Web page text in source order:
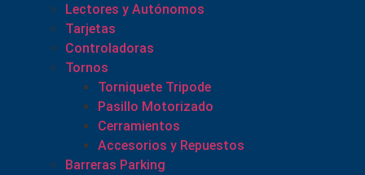
Lectores y Autónomos
Tarjetas
Controladoras
Tornos
Torniquete Tripode
Pasillo Motorizado
Cerramientos
Accesorios y Repuestos
Barreras Parking